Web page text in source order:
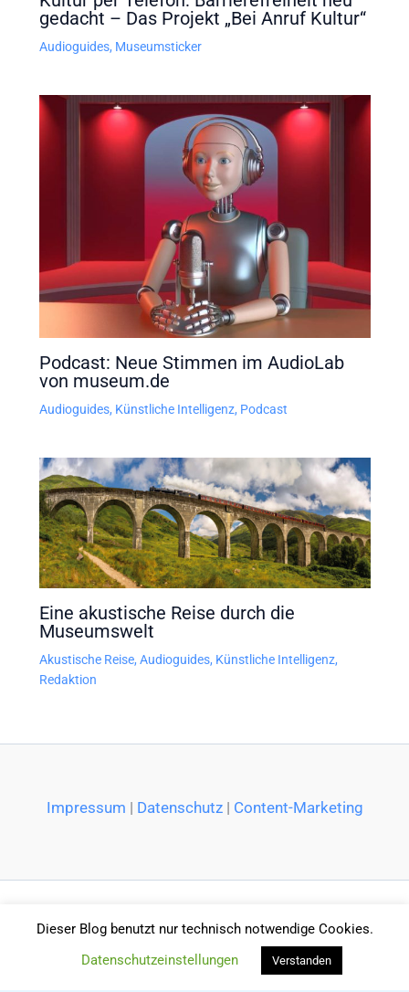
gedacht – Das Projekt „Bei Anruf Kultur“
Audioguides, Museumsticker
Podcast: Neue Stimmen im AudioLab
von museum.de
Audioguides, Künstliche Intelligenz, Podcast
Eine akustische Reise durch die
Museumswelt
Akustische Reise, Audioguides, Künstliche Intelligenz,
Redaktion
Impressum | Datenschutz| Content-Marketing
Dieser Blog benutzt nur technisch notwendige Cookies.
Datenschutzeinstellungen
Verstanden